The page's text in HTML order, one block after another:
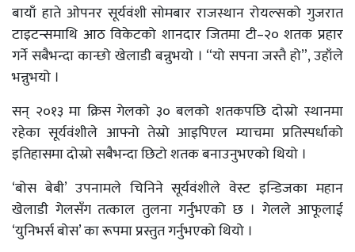
बायाँ हाते ओपनर सूर्यवंशी सोमबार राजस्थान रोयल्सको गुजरात
टाइटन्समाथि आठ विकेटको शानदार जितमा टी–२० शतक प्रहार
गर्ने सबैभन्दा कान्छो खेलाडी बन्नुभयो । “यो सपना जस्तै हो”, उहाँले
भन्नुभयो ।
सन् २०१३ मा क्रिस गेलको ३० बलको शतकपछि दोस्रो स्थानमा
रहेका सूर्यवंशीले आफ्नो तेस्रो आइपिएल म्याचमा प्रतिस्पर्धाको
इतिहासमा दोस्रो सबैभन्दा छिटो शतक बनाउनुभएको थियो ।
‘बोस बेबी’ उपनामले चिनिने सूर्यवंशीले वेस्ट इन्डिजका महान
खेलाडी गेलसँग तत्काल तुलना गर्नुभएको छ । गेलले आफूलाई
‘युनिभर्स बोस’ का रूपमा प्रस्तुत गर्नुभएको थियो ।